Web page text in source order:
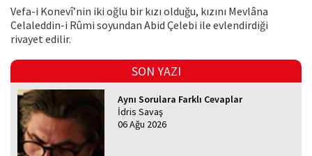
Vefa-i Konevî’nin iki oğlu bir kızı olduğu, kızını Mevlâna
Celaleddin-i Rûmi soyundan Abid Çelebi ile evlendirdiği
rivayet edilir.
SON YAZI
Aynı Sorulara Farklı Cevaplar
İdris Savaş
06 Ağu 2026